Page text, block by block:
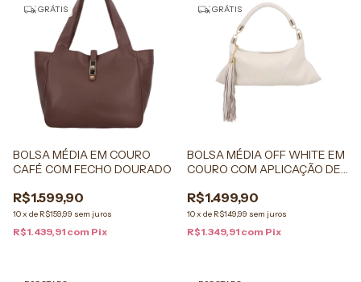
GRÁTIS
BOLSA MÉDIA EM COURO
CAFÉ COM FECHO DOURADO
R$1.599,90
10x de R$159,99 sem juros
R$1.439,91 com Pix
GRÁTIS
BOLSA MÉDIA OFF WHITE EM
COURO COM APLICAÇÃO DE
R$1.499,90
10x de R$149,99 sem juros
R$1.349,91 com Pix